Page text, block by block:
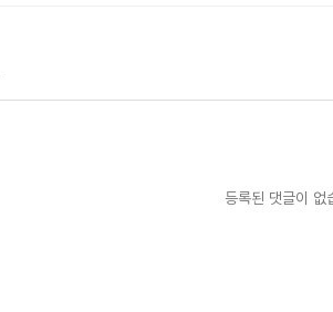
등록된 댓글이 없